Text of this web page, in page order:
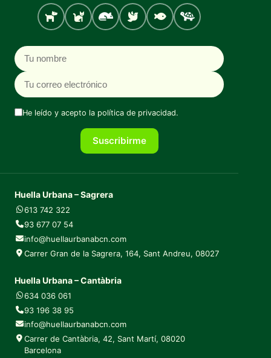
Perro Gato Roedores
Aves PecesTortugas
Nombre
Correo electrónico
He leído y acepto la política de privacidad.
Suscribirme
Huella Urbana – Sagrera
613 742 322
93 677 07 54
info@huellaurbanabcn.com
Carrer Gran de la Sagrera, 164, Sant Andreu, 08027
Huella Urbana – Cantàbria
634 036 061
93 196 38 95
info@huellaurbanabcn.com
Carrer de Cantàbria, 42, Sant Martí, 08020
Barcelona